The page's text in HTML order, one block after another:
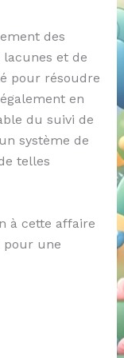
des
et de
pour résoudre
en
du suivi de
système de
telles
à cette affaire
pour une